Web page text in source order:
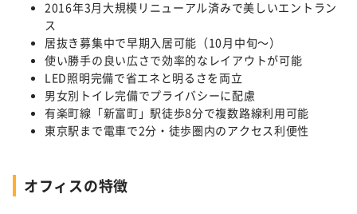
2016年3月大規模リニューアル済みで美しいエントラン
ス
居抜き募集中で早期入居可能（10月中旬～）
使い勝手の良い広さで効率的なレイアウトが可能
LED照明完備で省エネと明るさを両立
男女別トイレ完備でプライバシーに配慮
有楽町線「新富町」駅徒歩8分で複数路線利用可能
東京駅まで電車で2分・徒歩圏内のアクセス利便性
オフィスの特徴